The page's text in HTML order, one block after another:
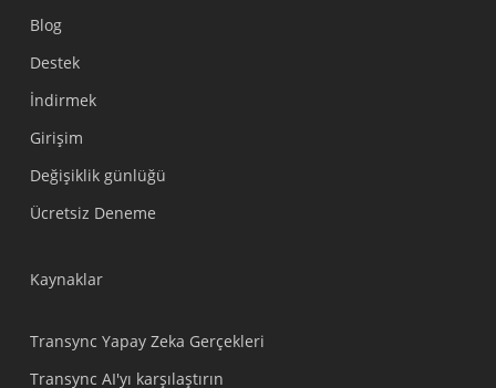
Blog
Destek
İndirmek
Girişim
Değişiklik günlüğü
Ücretsiz Deneme
Kaynaklar
Transync Yapay Zeka Gerçekleri
Transync AI'yı karşılaştırın